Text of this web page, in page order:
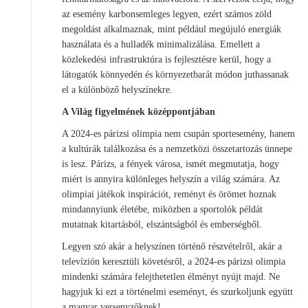
az esemény karbonsemleges legyen, ezért számos zöld
megoldást alkalmaznak, mint például megújuló energiák
használata és a hulladék minimalizálása. Emellett a
közlekedési infrastruktúra is fejlesztésre kerül, hogy a
látogatók könnyedén és környezetbarát módon juthassanak
el a különböző helyszínekre.
A Világ figyelmének középpontjában
A 2024-es párizsi olimpia nem csupán sportesemény, hanem
a kultúrák találkozása és a nemzetközi összetartozás ünnepe
is lesz. Párizs, a fények városa, ismét megmutatja, hogy
miért is annyira különleges helyszín a világ számára. Az
olimpiai játékok inspirációt, reményt és örömet hoznak
mindannyiunk életébe, miközben a sportolók példát
mutatnak kitartásból, elszántságból és emberségből.
Legyen szó akár a helyszínen történő részvételről, akár a
televízión keresztüli követésről, a 2024-es párizsi olimpia
mindenki számára felejthetetlen élményt nyújt majd. Ne
hagyjuk ki ezt a történelmi eseményt, és szurkoljunk együtt